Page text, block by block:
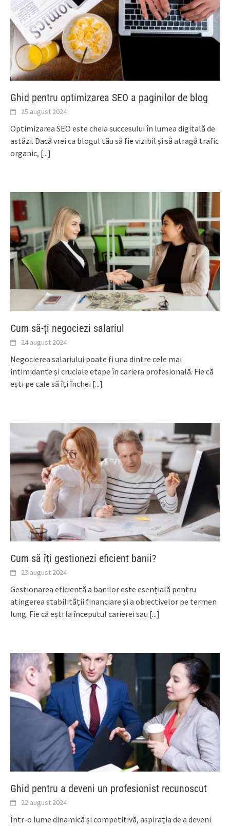
Ghid pentru optimizarea SEO a paginilor de blog
25 august 2024
Optimizarea SEO este cheia succesului în lumea digitală de
astăzi. Dacă vrei ca blogul tău să fie vizibil și să atragă trafic
organic, [...]
Cum să-ți negociezi salariul
24 august 2024
Negocierea salariului poate fi una dintre cele mai
intimidante și cruciale etape în cariera profesională. Fie că
ești pe cale să îți închei [...]
Cum să îți gestionezi eficient banii?
23 august 2024
Gestionarea eficientă a banilor este esențială pentru
atingerea stabilității financiare și a obiectivelor pe termen
lung. Fie că ești la începutul carierei sau [...]
Ghid pentru a deveni un profesionist recunoscut
22 august 2024
Într-o lume dinamică și competitivă, aspirația de a deveni